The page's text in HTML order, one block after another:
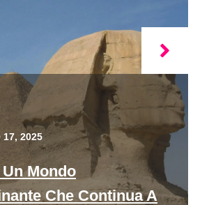
17, 2025
Mondo
Che Continua A